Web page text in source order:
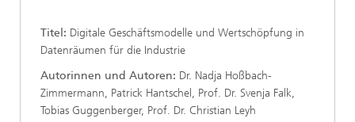
Titel: Digitale Geschäftsmodelle und Wertschöpfung in
Datenräumen für die Industrie
Autorinnen und Autoren: Dr. Nadja Hoßbach-
Zimmermann, Patrick Hantschel, Prof. Dr. Svenja Falk,
Tobias Guggenberger, Prof. Dr. Christian Leyh